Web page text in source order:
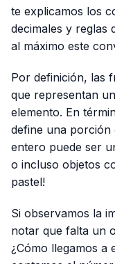
te explicamos los
decimales y reglas
al máximo este
Por definición, las
que representan
elemento. En
define una porción
entero puede ser
o incluso objetos
pastel!
Si observamos la
notar que falta un
¿Cómo llegamos a